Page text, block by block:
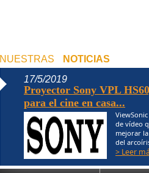
NUESTRAS
NOTICIAS
17/5/2019
Proyector Sony VPL
para el cine en casa...
de vídeo
mejorar
del
> Leer